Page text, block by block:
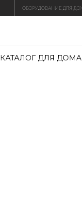
ОБОРУДОВАНИЕ ДЛЯ ДОМА
КАТАЛОГ ДЛЯ ДОМА